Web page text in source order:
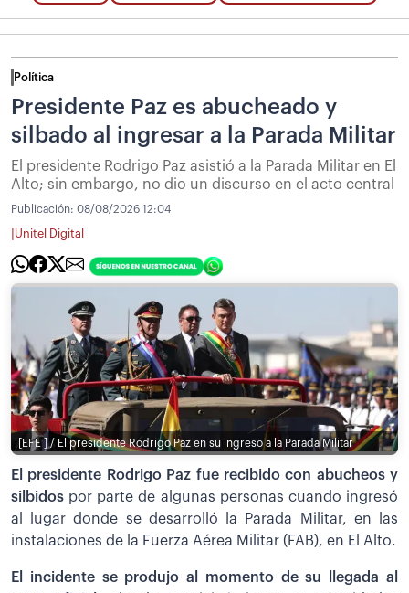
Política
Presidente Paz es abucheado y
silbado al ingresar a la Parada Militar
El presidente Rodrigo Paz asistió a la Parada Militar en El
Alto; sin embargo, no dio un discurso en el acto central
Publicación: 08/08/2026 12:04
Unitel Digital
[EFE ] / El presidente Rodrigo Paz en su ingreso a la Parada Militar
El presidente Rodrigo Paz fue recibido con abucheos y
silbidos por parte de algunas personas cuando ingresó
al lugar donde se desarrolló la Parada Militar, en las
instalaciones de la Fuerza Aérea Militar (FAB), en El Alto.
El incidente se produjo al momento de su llegada al